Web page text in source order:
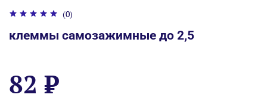
(0)
клеммы самозажимные до 2,5
82 ₽